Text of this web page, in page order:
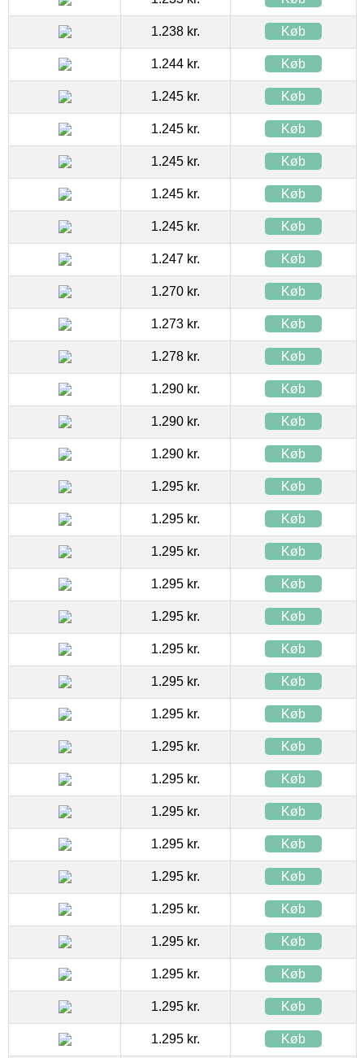
1.238 kr. Køb
1.244 kr. Køb
1.245 kr. Køb
1.245 kr. Køb
1.245 kr. Køb
1.245 kr. Køb
1.245 kr. Køb
1.247 kr. Køb
1.270 kr. Køb
1.273 kr. Køb
1.278 kr. Køb
1.290 kr. Køb
1.290 kr. Køb
1.290 kr. Køb
1.295 kr. Køb
1.295 kr. Køb
1.295 kr. Køb
1.295 kr. Køb
1.295 kr. Køb
1.295 kr. Køb
1.295 kr. Køb
1.295 kr. Køb
1.295 kr. Køb
1.295 kr. Køb
1.295 kr. Køb
1.295 kr. Køb
1.295 kr. Køb
1.295 kr. Køb
1.295 kr. Køb
1.295 kr. Køb
1.295 kr. Køb
1.295 kr. Køb